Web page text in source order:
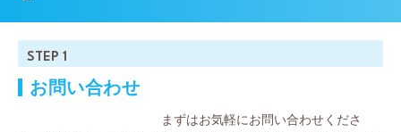
STEP 1
お問い合わせ
まずはお気軽にお問い合わせくださ